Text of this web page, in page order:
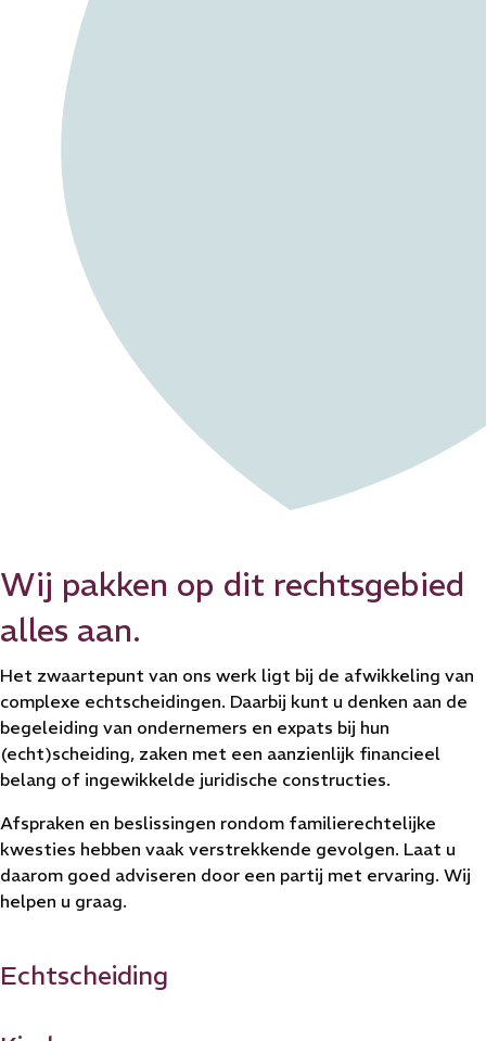
Wij pakken op dit rechtsgebied
alles aan.
Het zwaartepunt van ons werk ligt bij de afwikkeling van
complexe echtscheidingen. Daarbij kunt u denken aan de
begeleiding van ondernemers en expats bij hun
(echt)scheiding, zaken met een aanzienlijk financieel
belang of ingewikkelde juridische constructies.
Afspraken en beslissingen rondom familierechtelijke
kwesties hebben vaak verstrekkende gevolgen. Laat u
daarom goed adviseren door een partij met ervaring. Wij
helpen u graag.
Echtscheiding